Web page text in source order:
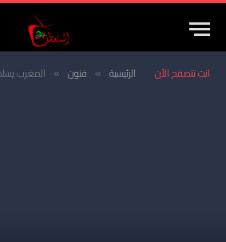
انت تتصفح الأن الرئيسية » فنون » المغرب يسلم إيطاليا